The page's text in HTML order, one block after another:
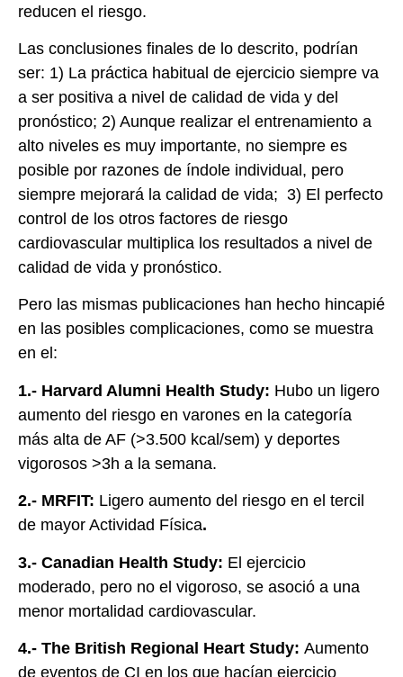
reducen el riesgo.
Las conclusiones finales de lo descrito, podrían
ser: 1) La práctica habitual de ejercicio siempre va
a ser positiva a nivel de calidad de vida y del
pronóstico; 2) Aunque realizar el entrenamiento a
alto niveles es muy importante, no siempre es
posible por razones de índole individual, pero
siempre mejorará la calidad de vida; 3) El perfecto
control de los otros factores de riesgo
cardiovascular multiplica los resultados a nivel de
calidad de vida y pronóstico.
Pero las mismas publicaciones han hecho hincapié
en las posibles complicaciones, como se muestra
en el:
1.- Harvard Alumni Health Study: Hubo un ligero
aumento del riesgo en varones en la categoría
más alta de AF (>3.500 kcal/sem) y deportes
vigorosos >3h a la semana.
2.- MRFIT: Ligero aumento del riesgo en el tercil
de mayor Actividad Física.
3.- Canadian Health Study: El ejercicio
moderado, pero no el vigoroso, se asoció a una
menor mortalidad cardiovascular.
4.- The British Regional Heart Study: Aumento
de eventos de CI en los que hacían ejercicio